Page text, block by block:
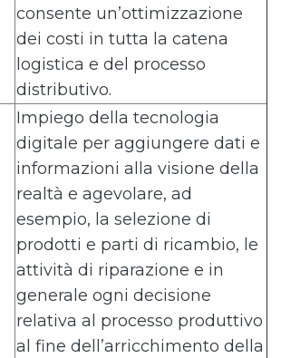
consente un’ottimizzazione
dei costi in tutta la catena
logistica e del processo
distributivo.
Impiego della tecnologia
digitale per aggiungere dati e
informazioni alla visione della
realtà e agevolare, ad
esempio, la selezione di
prodotti e parti di ricambio, le
attività di riparazione e in
generale ogni decisione
relativa al processo produttivo
al fine dell’arricchimento della